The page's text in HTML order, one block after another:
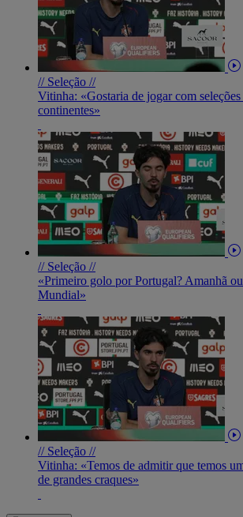
// Seleção //
Vitinha: «Gostaria de jogar com
continentes»
// Seleção //
«Primeiro golo por Portugal? Amanhã
Mundial»
// Seleção //
Vitinha: «Temos de admitir que temos
de grandes craques»